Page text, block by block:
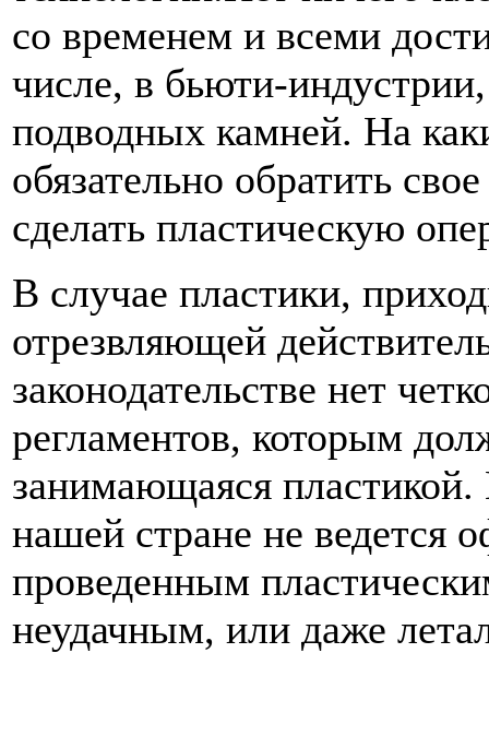
со временем и всеми
числе, в бьюти-
подводных камней. На
обязательно обратить
сделать пластическую
В случае пластики,
отрезвляющей
законодательстве нет
регламентов, которым
занимающаяся
нашей стране не ведется
проведенным
неудачным, или даже